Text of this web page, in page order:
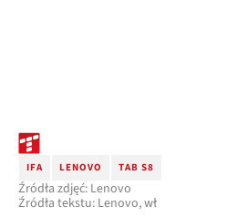
IFA LENOVO TAB S8
Źródła zdjęć: Lenovo
Źródła tekstu: Lenovo, wł